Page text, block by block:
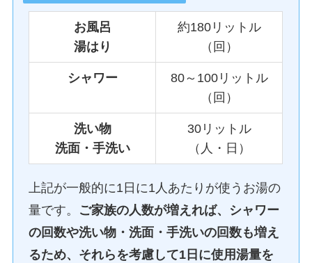
お風呂
湯はり
約180リットル
（回）
シャワー
80～100リットル
（回）
洗い物
洗面・手洗い
30リットル
（人・日）
上記が一般的に1日に1人あたりが使うお湯の
量です。 ご家族の人数が増えれば、シャワー
の回数や洗い物・洗面・手洗いの回数も増え
るため、それらを考慮して1日に使用湯量を